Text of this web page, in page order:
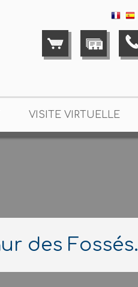
VISITE VIRTUELLE
des Fossés.